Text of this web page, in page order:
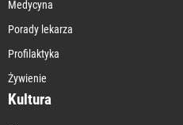
Medycyna
Porady lekarza
Profilaktyka
Żywienie
Kultura